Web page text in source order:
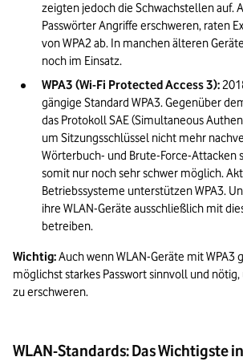
zeigten jedoch die Schwachstellen auf.
Passwörter Angriffe erschweren, raten
von WPA2 ab. In manchen älteren
noch im Einsatz.
WPA3 (Wi-Fi Protected Access 3):
gängige Standard WPA3. Gegenüber
das Protokoll SAE (Simultaneous
um Sitzungsschlüssel nicht mehr
Wörterbuch- und Brute-Force-Attacken
somit nur noch sehr schwer möglich.
Betriebssysteme unterstützen WPA3.
ihre WLAN-Geräte ausschließlich mit
betreiben.
Wichtig: Auch wenn WLAN-Geräte mit WPA3
möglichst starkes Passwort sinnvoll und
zu erschweren.
WLAN-Standards: Das Wichtigste